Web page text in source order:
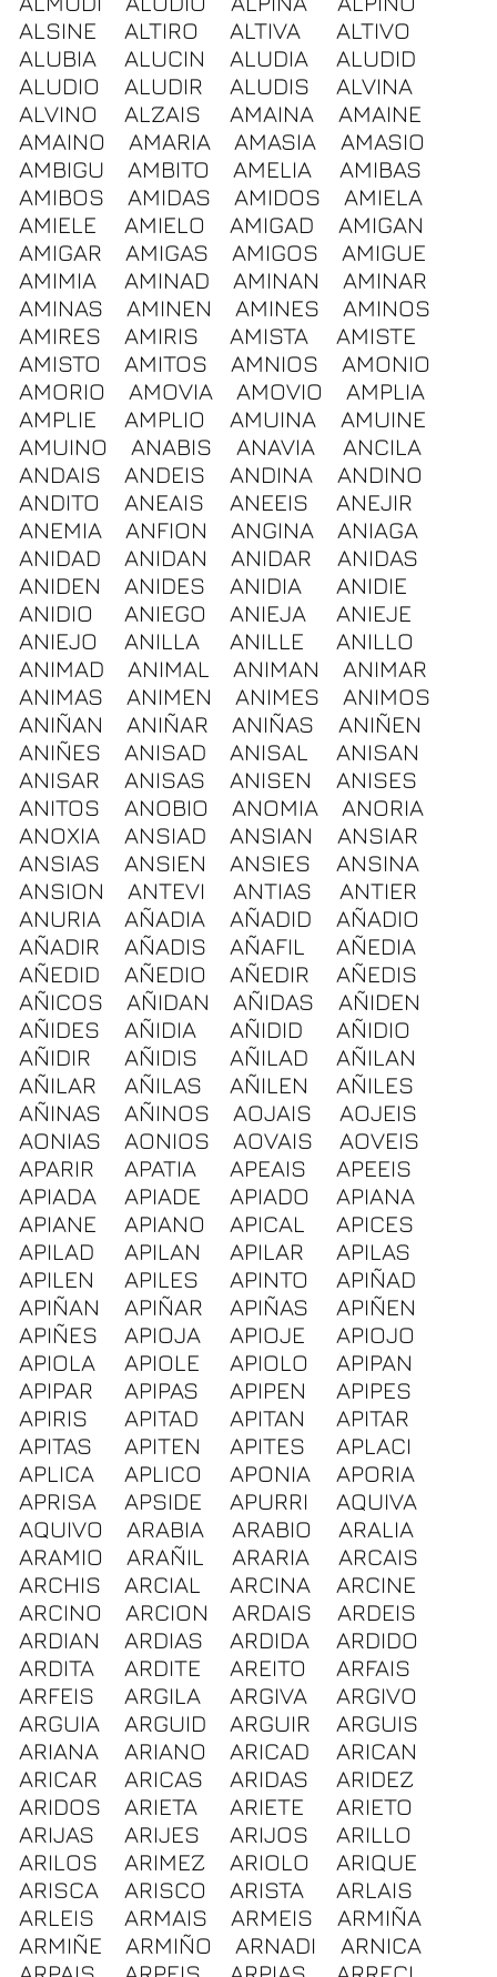
ALSINE
ALTIRO ALTIVA
ALTIVO
ALUBIA
ALUCIN ALUDIA
ALUDID
ALUDIO
ALUDIR ALUDIS
ALVINA
ALVINO
ALZAIS AMAINA
AMAINE
AMAINO
AMARIA AMASIA
AMASIO
AMBIGU
AMBITO AMELIA
AMIBAS
AMIBOS
AMIDAS AMIDOS
AMIELA
AMIELE
AMIELO AMIGAD
AMIGAN
AMIGAR
AMIGAS AMIGOS
AMIGUE
AMIMIA
AMINAD AMINAN
AMINAR
AMINAS
AMINEN AMINES
AMINOS
AMIRES
AMIRIS AMISTA
AMISTE
AMISTO
AMITOS AMNIOS
AMONIO
AMORIO
AMOVIA AMOVIO
AMPLIA
AMPLIE
AMPLIO AMUINA
AMUINE
AMUINO
ANABIS ANAVIA
ANCILA
ANDAIS
ANDEIS ANDINA
ANDINO
ANDITO
ANEAIS ANEEIS
ANEJIR
ANEMIA
ANFION ANGINA
ANIAGA
ANIDAD
ANIDAN ANIDAR
ANIDAS
ANIDEN
ANIDES ANIDIA
ANIDIE
ANIDIO
ANIEGO ANIEJA
ANIEJE
ANIEJO
ANILLA ANILLE
ANILLO
ANIMAD
ANIMAL ANIMAN
ANIMAR
ANIMAS
ANIMEN ANIMES
ANIMOS
ANIÑAN
ANIÑAR ANIÑAS
ANIÑEN
ANIÑES
ANISAD ANISAL
ANISAN
ANISAR
ANISAS ANISEN
ANISES
ANITOS
ANOBIO ANOMIA
ANORIA
ANOXIA
ANSIAD ANSIAN
ANSIAR
ANSIAS
ANSIEN ANSIES
ANSINA
ANSION
ANTEVI ANTIAS
ANTIER
ANURIA
AÑADIA AÑADID
AÑADIO
AÑADIR
AÑADIS AÑAFIL
AÑEDIA
AÑEDID
AÑEDIO AÑEDIR
AÑEDIS
AÑICOS
AÑIDAN AÑIDAS
AÑIDEN
AÑIDES
AÑIDIA AÑIDID
AÑIDIO
AÑIDIR
AÑIDIS AÑILAD
AÑILAN
AÑILAR
AÑILAS AÑILEN
AÑILES
AÑINAS
AÑINOS AOJAIS
AOJEIS
AONIAS
AONIOS AOVAIS
AOVEIS
APARIR
APATIA APEAIS
APEEIS
APIADA
APIADE APIADO
APIANA
APIANE
APIANO APICAL
APICES
APILAD
APILAN APILAR
APILAS
APILEN
APILES APINTO
APIÑAD
APIÑAN
APIÑAR APIÑAS
APIÑEN
APIÑES
APIOJA APIOJE
APIOJO
APIOLA
APIOLE APIOLO
APIPAN
APIPAR
APIPAS APIPEN
APIPES
APIRIS
APITAD APITAN
APITAR
APITAS
APITEN APITES
APLACI
APLICA
APLICO APONIA
APORIA
APRISA
APSIDE APURRI
AQUIVA
AQUIVO
ARABIA ARABIO
ARALIA
ARAMIO
ARAÑIL ARARIA
ARCAIS
ARCHIS
ARCIAL ARCINA
ARCINE
ARCINO
ARCION ARDAIS
ARDEIS
ARDIAN
ARDIAS ARDIDA
ARDIDO
ARDITA
ARDITE AREITO
ARFAIS
ARFEIS
ARGILA ARGIVA
ARGIVO
ARGUIA
ARGUID ARGUIR
ARGUIS
ARIANA
ARIANO ARICAD
ARICAN
ARICAR
ARICAS ARIDAS
ARIDEZ
ARIDOS
ARIETA ARIETE
ARIETO
ARIJAS
ARIJES ARIJOS
ARILLO
ARILOS
ARIMEZ ARIOLO
ARIQUE
ARISCA
ARISCO ARISTA
ARLAIS
ARLEIS
ARMAIS ARMEIS
ARMIÑA
ARMIÑE
ARMIÑO ARNADI
ARNICA